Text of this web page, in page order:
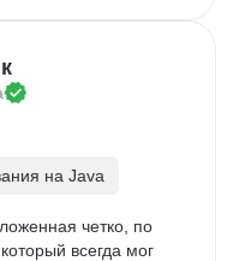
на Java
четко, по
всегда мог